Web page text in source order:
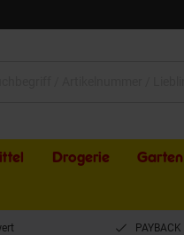
Drogerie Garten